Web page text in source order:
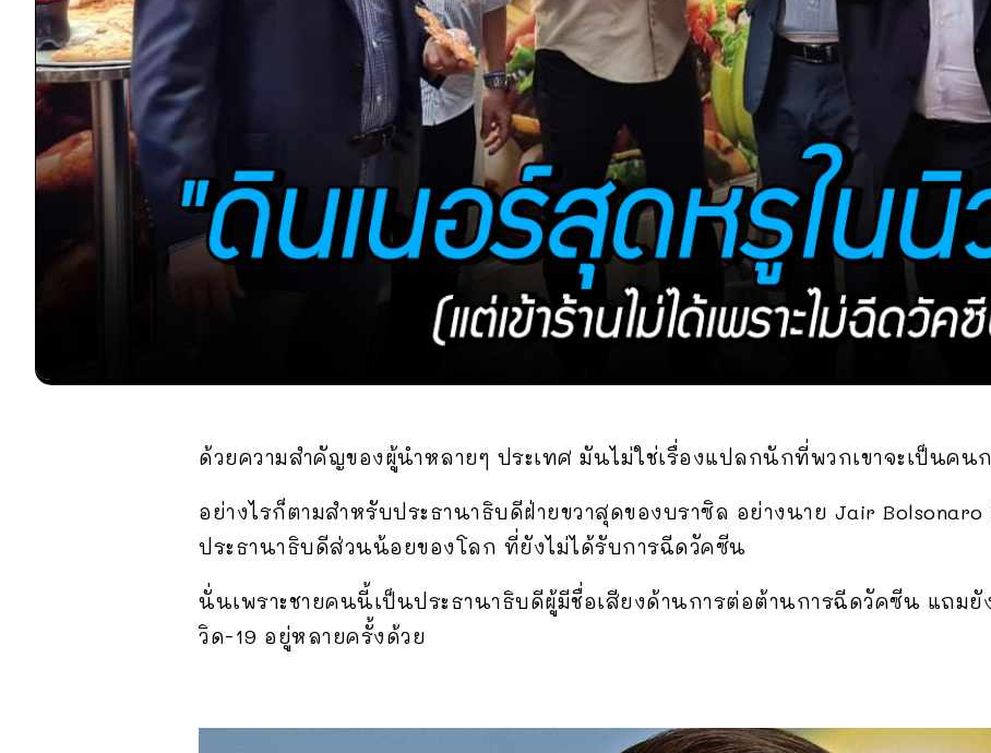
ด้วยความสำคัญของผู้นำหลายๆ ประเทศ มันไม่ใช่เรื่องแปลกนักที่พวกเขาจะเป็นคน
อย่างไรก็ตามสำหรับประธานาธิบดีฝ่ายขวาสุดของบราซิล อย่างนาย Jair
ประธานาธิบดีส่วนน้อยของโลก ที่ยังไม่ได้รับการฉีดวัคซีน
นั่นเพราะชายคนนี้เป็นประธานาธิบดีผู้มีชื่อเสียงด้านการต่อต้านการฉีดวัคซีน แถมยั
วิด-19 อยู่หลายครั้งด้วย